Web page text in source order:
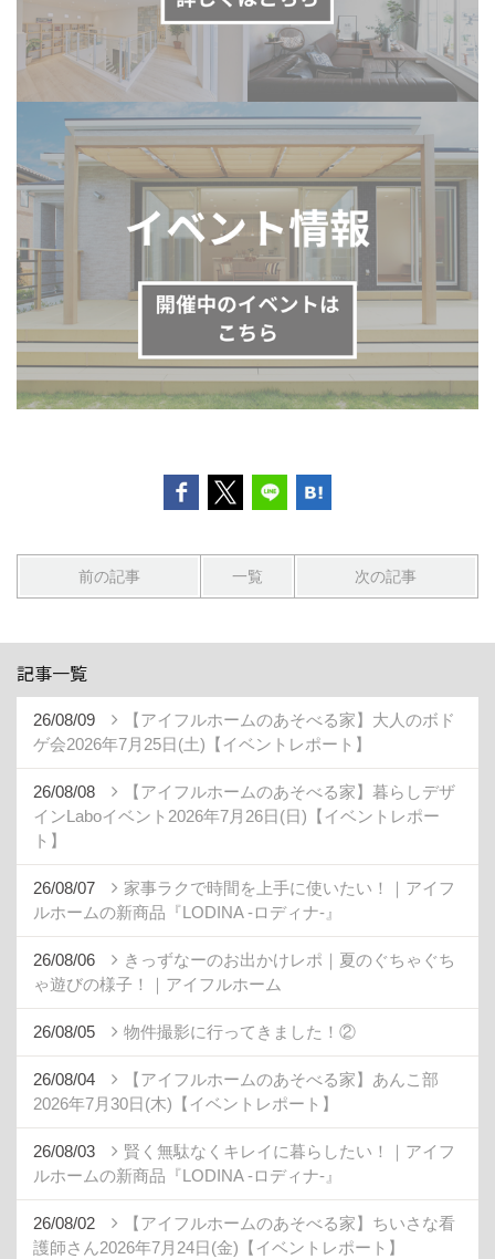
前の記事 一覧 次の記事
記事一覧
26/08/09
【アイフルホームのあそべる家】大人のボド
ゲ会2026年7月25日(土)【イベントレポート】
26/08/08
【アイフルホームのあそべる家】暮らしデザ
インLaboイベント2026年7月26日(日)【イベントレポー
ト】
26/08/07
家事ラクで時間を上手に使いたい！｜アイフ
ルホームの新商品『LODINA -ロディナ-』
26/08/06
きっずなーのお出かけレポ｜夏のぐちゃぐち
ゃ遊びの様子！｜アイフルホーム
26/08/05 物件撮影に行ってきました！②
26/08/04
【アイフルホームのあそべる家】あんこ部
2026年7月30日(木)【イベントレポート】
26/08/03
賢く無駄なくキレイに暮らしたい！｜アイフ
ルホームの新商品『LODINA -ロディナ-』
26/08/02
【アイフルホームのあそべる家】ちいさな看
護師さん2026年7月24日(金)【イベントレポート】